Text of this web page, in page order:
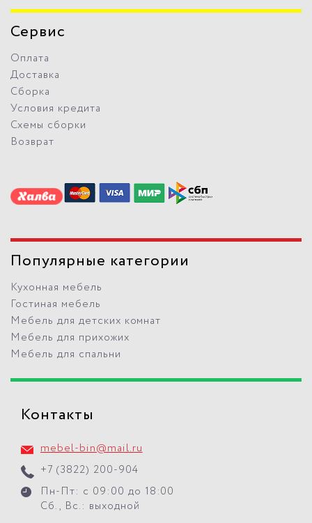
Сервис
Оплата
Доставка
Сборка
Условия кредита
Схемы сборки
Возврат
Популярные категории
Кухонная мебель
Гостиная мебель
Мебель для детских комнат
Мебель для прихожих
Мебель для спальни
Контакты
mebel-bin@mail.ru
+7 (3822) 200-904
Пн-Пт: с 09:00 до 18:00
Сб., Вс.: выходной